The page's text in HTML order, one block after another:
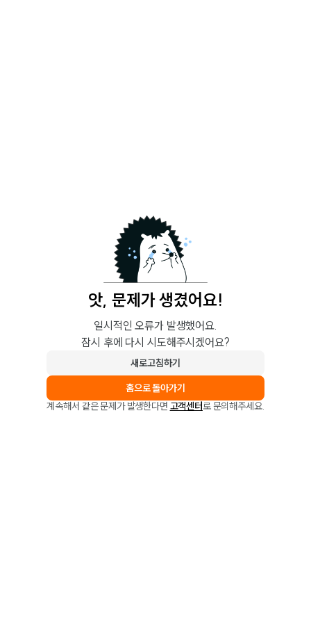
앗, 문제가 생겼어요!
일시적인 오류가 발생했어요.
잠시 후에 다시 시도해주시겠어요?
새로고침하기
홈으로 돌아가기
계속해서 같은 문제가 발생한다면 고객센터로 문의해주세요.